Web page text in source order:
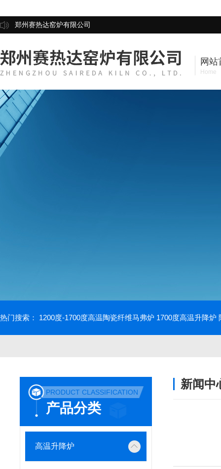
郑州赛热达窑炉有限公司
网站
Home
热门搜索： 1200度-1700度高温陶瓷纤维马弗炉 1700度高温升降炉
PRODUCT CLASSIFICATION
产品分类
高温升降炉
新闻中